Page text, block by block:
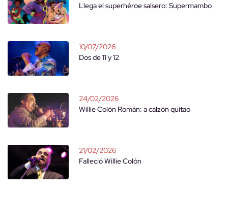
Llega el superhéroe salsero: Supermambo
10/07/2026
Dos de 11 y 12
24/02/2026
Willie Colón Román: a calzón quitao
21/02/2026
Falleció Willie Colón